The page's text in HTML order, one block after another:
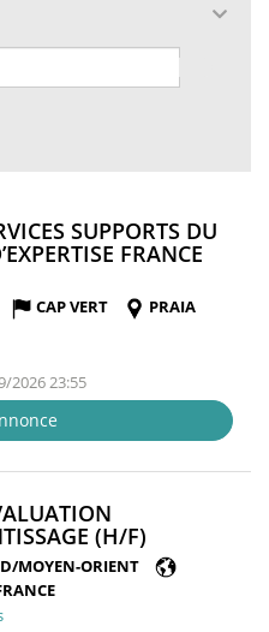
SUPPORTS DU
FRANCE
CAP VERT
PRAIA
2026 23:55
(H/F)
FENÊTRE)
MOYEN-ORIENT